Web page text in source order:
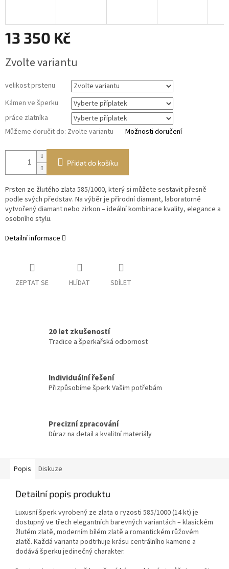
13 350 Kč
cena:
Zvolte variantu
velikost prstenu
Kámen ve šperku
práce zlatníka
Můžeme doručit do: Zvolte variantu Možnosti doručení
Přidat do košíku
Prsten ze žlutého zlata 585/1000, který si můžete sestavit přesně
podle svých představ. Na výběr je přírodní diamant, laboratorně
vytvořený diamant nebo zirkon – ideální kombinace kvality, elegance a
osobního stylu.
Detailní informace
ZEPTAT SE HLÍDAT SDÍLET
20 let zkušeností
Tradice a šperkařská odbornost
Individuální řešení
Přizpůsobíme šperk Vašim potřebám
Precizní zpracování
Důraz na detail a kvalitní materiály
Popis Diskuze
Detailní popis produktu
Luxusní šperk vyrobený ze zlata o ryzosti 585/1000 (14 kt) je
dostupný ve třech elegantních barevných variantách – klasickém
žlutém zlatě, moderním bílém zlatě a romantickém růžovém
zlatě. Každá varianta podtrhuje krásu centrálního kamene a
dodává šperku jedinečný charakter.